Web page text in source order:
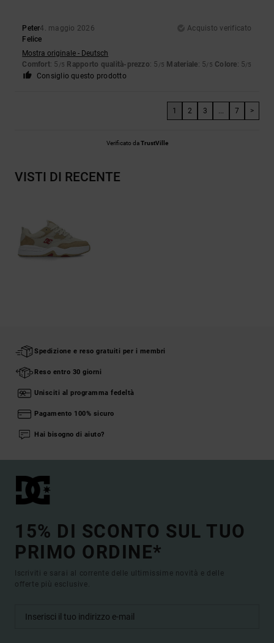
Peter4. maggio 2026
Acquisto verificato
Felice
Mostra originale - Deutsch
Comfort: 5 /5 Rapporto qualità-prezzo: 5 /5 Materiale: 5/5 Colore: 5/5
Consiglio questo prodotto
1 2 3 7 >
Verificato daTrustVille
VISTI DI RECENTE
Spedizione e reso gratuiti per i membri
Reso entro 30 giorni
Unisciti al programma fedeltà
Pagamento 100% sicuro
Hai bisogno di aiuto?
15% DI SCONTO SUL TUO
PRIMO ORDINE*
Iscriviti e sarai al corrente delle ultimissime novità e delle
offerte più esclusive.